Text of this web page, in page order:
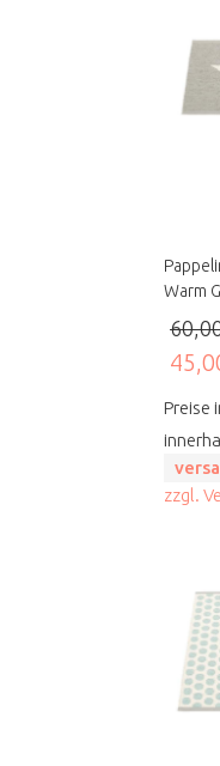
Warm
Preise
zzgl.